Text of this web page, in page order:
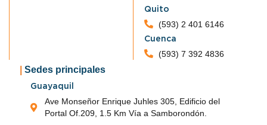
Quito
(593) 2 401 6146
Cuenca
(593) 7 392 4836
Sedes principales
Guayaquil
Ave Monseñor Enrique Juhles 305, Edificio del
Portal Of.209, 1.5 Km Vía a Samborondón.
Nuestros Servicios |Contáctanos